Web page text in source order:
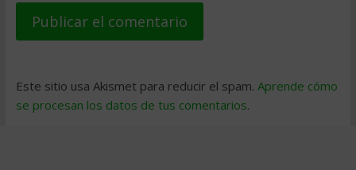
Este sitio usa Akismet para reducir el spam. Aprende cómo
se procesan los datos de tus comentarios.